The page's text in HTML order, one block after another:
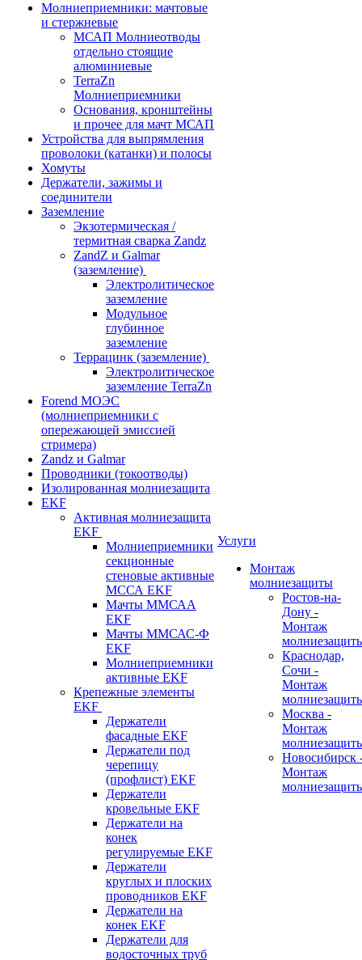
Молниеприемники: мачтовые
и стержневые
МСАП Молниеотводы
отдельно стоящие
алюминиевые
TerraZn
Молниеприемники
Основания, кронштейны
и прочее для мачт МСАП
Устройства для выпрямления
проволоки (катанки) и полосы
Хомуты
Держатели, зажимы и
соединители
Заземление
Экзотермическая /
термитная сварка Zandz
ZandZ и Galmar
(заземление)
Электролитическое
заземление
Модульное
глубинное
заземление
Террацинк (заземление)
Электролитическое
заземление TerraZn
Forend МОЭС
(молниеприемники с
опережающей эмиссией
стримера)
Zandz и Galmar
Проводники (токоотводы)
Изолированная молниезащита
EKF
Активная молниезащита
EKF
Молниеприемники
секционные
стеновые активные
МССА EKF
Мачты ММСАА
EKF
Мачты ММСАС-Ф
EKF
Молниеприемники
активные EKF
Крепежные элементы
EKF
Держатели
фасадные EKF
Держатели под
черепицу
(профлист) EKF
Держатели
кровельные EKF
Держатели на
конек
регулируемые EKF
Держатели
круглых и плоских
проводников EKF
Держатели на
конек EKF
Держатели для
водосточных труб
Услуги
Монтаж
молниезащиты
Ростов-на-
Дону -
Монтаж
Краснодар,
Сочи -
Монтаж
Москва -
Монтаж
Новосибирск
Монтаж